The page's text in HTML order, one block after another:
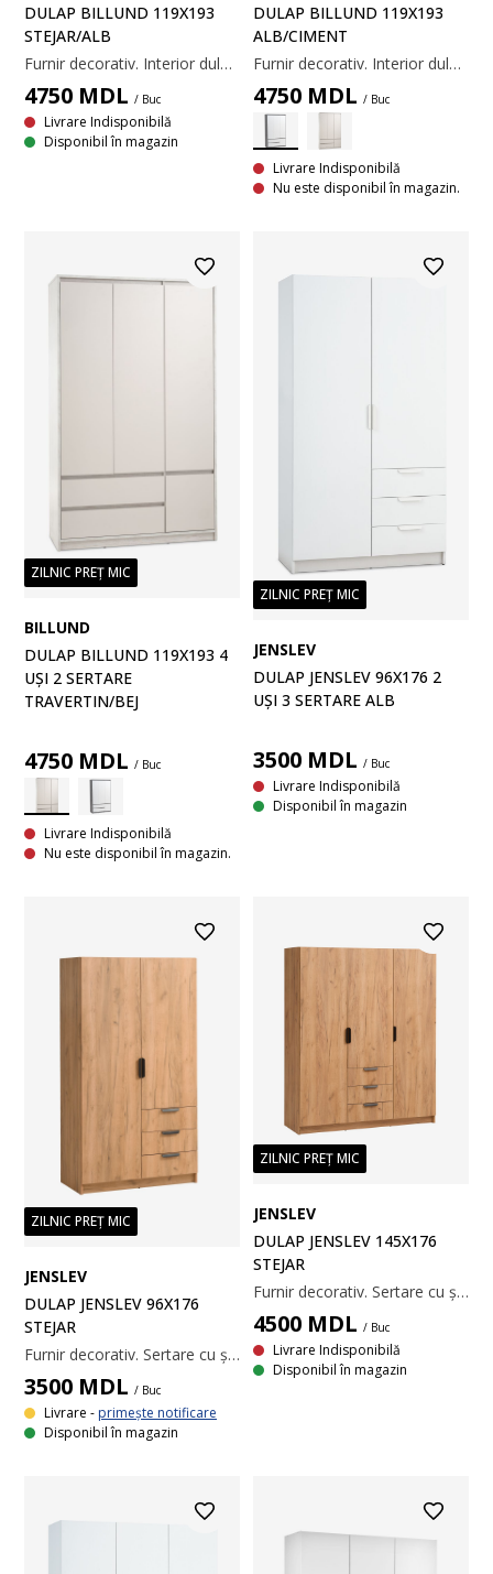
DULAP BILLUND 119X193
STEJAR/ALB
Furnir decorativ. Interior dulap: 4 rafturi și 1 bară pentru umerașe. 119x193x51 cm
4750 MDL / Buc
Livrare Indisponibilă
Disponibil în magazin
DULAP BILLUND 119X193
ALB/CIMENT
Furnir decorativ. Interior dulap: 4 rafturi și 1 bară pentru umerașe. 119x193x51 cm
4750 MDL / Buc
Livrare Indisponibilă
Nu este disponibil în magazin.
ZILNIC PREȚ MIC
BILLUND
DULAP BILLUND 119X193 4
UȘI 2 SERTARE
TRAVERTIN/BEJ
4750 MDL / Buc
Livrare Indisponibilă
Nu este disponibil în magazin.
ZILNIC PREȚ MIC
JENSLEV
DULAP JENSLEV 96X176 2
UȘI 3 SERTARE ALB
3500 MDL / Buc
Livrare Indisponibilă
Disponibil în magazin
ZILNIC PREȚ MIC
JENSLEV
DULAP JENSLEV 96X176
STEJAR
Furnir decorativ. Sertare cu șine. Interior dulap: 4 rafturi și 1 bară pentru umerașe. 96x176x50 cm
3500 MDL / Buc
Livrare - primește notificare
Disponibil în magazin
ZILNIC PREȚ MIC
JENSLEV
DULAP JENSLEV 145X176
STEJAR
Furnir decorativ. Sertare cu șine. Interior dulap: 4 rafturi și 2 bare pentru umerașe. 145x176x50 cm
4500 MDL / Buc
Livrare Indisponibilă
Disponibil în magazin